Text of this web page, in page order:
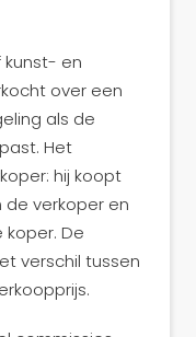
en
over een
als de
Het
hij koopt
verkoper en
De
verschil tussen